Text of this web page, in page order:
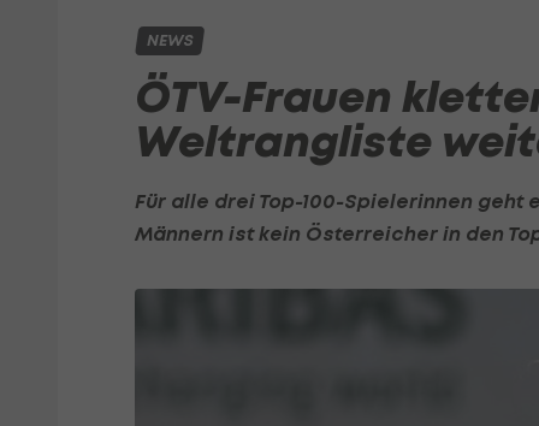
NEWS
ÖTV-Frauen
Weltrangliste
Für alle drei Top-100-Spielerinnen geht
Männern ist kein Österreicher in den